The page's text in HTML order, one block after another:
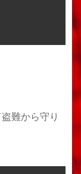
難から守り